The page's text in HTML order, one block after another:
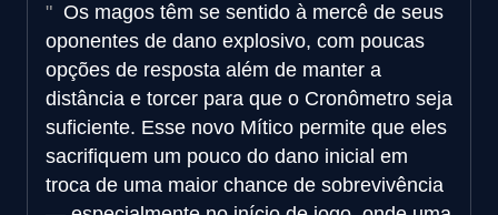
Os magos têm se sentido à mercê de seus
oponentes de dano explosivo, com poucas
opções de resposta além de manter a
distância e torcer para que o Cronômetro seja
suficiente. Esse novo Mítico permite que eles
sacrifiquem um pouco do dano inicial em
troca de uma maior chance de sobrevivência